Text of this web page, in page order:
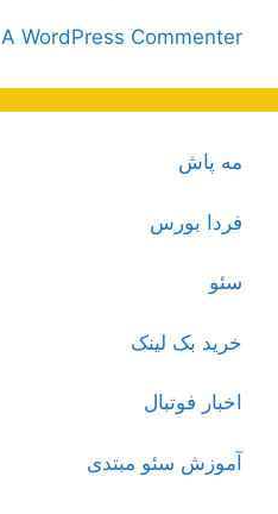
A WordPress Commenter
مه پاش
فردا بورس
سئو
خرید بک لینک
اخبار فوتبال
آموزش سئو مبتدی